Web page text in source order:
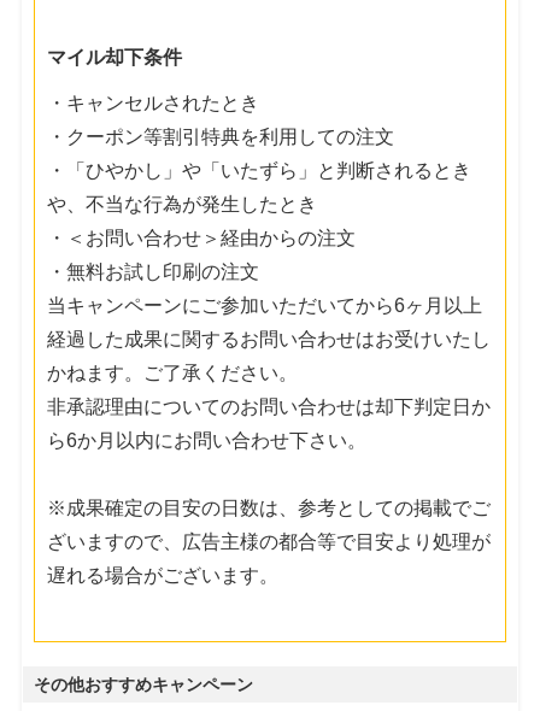
マイル却下条件
・キャンセルされたとき
・クーポン等割引特典を利用しての注文
・「ひやかし」や「いたずら」と判断されるとき
や、不当な行為が発生したとき
・＜お問い合わせ＞経由からの注文
・無料お試し印刷の注文
当キャンペーンにご参加いただいてから6ヶ月以上
経過した成果に関するお問い合わせはお受けいたし
かねます。ご了承ください。
非承認理由についてのお問い合わせは却下判定日か
ら6か月以内にお問い合わせ下さい。
※成果確定の目安の日数は、参考としての掲載でご
ざいますので、広告主様の都合等で目安より処理が
遅れる場合がございます。
その他おすすめキャンペーン